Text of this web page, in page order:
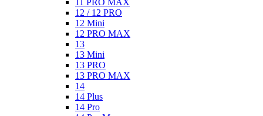
11 PRO MAX
12 / 12 PRO
12 Mini
12 PRO MAX
13
13 Mini
13 PRO
13 PRO MAX
14
14 Plus
14 Pro